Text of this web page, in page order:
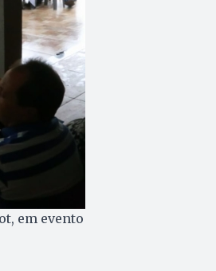
em evento